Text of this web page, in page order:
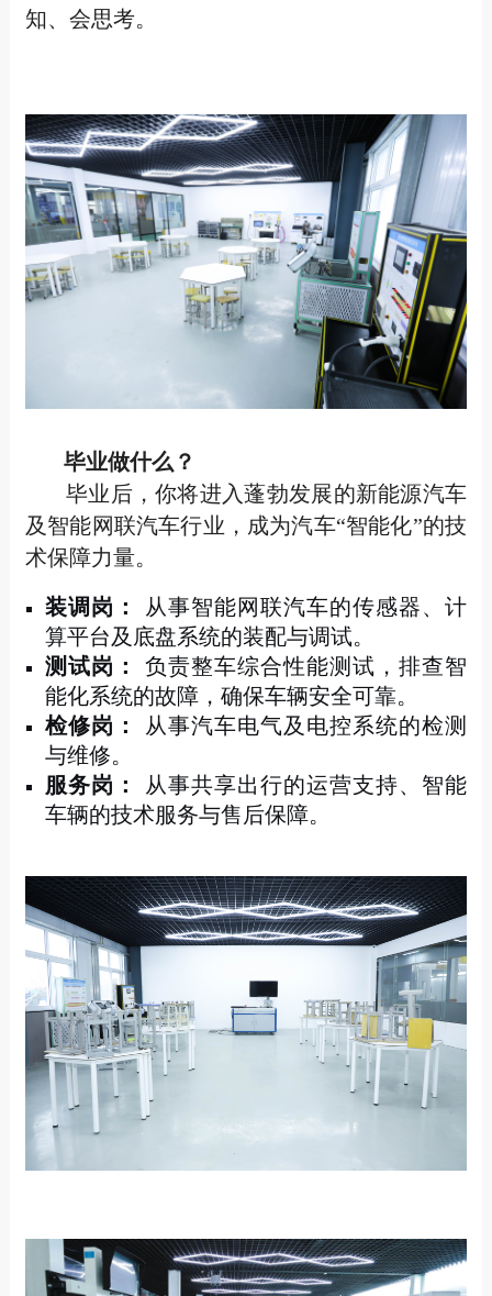
知、会思考。
毕业做什么？
毕业后，你将进入蓬勃发展的新能源汽车
及智能网联汽车行业，成为汽车“智能化”的技
术保障力量。
装调岗：
从事智能网联汽车的传感器、计
算平台及底盘系统的装配与调试。
测试岗：
负责整车综合性能测试，排查智
能化系统的故障，确保车辆安全可靠。
检修岗：
从事汽车电气及电控系统的检测
与维修。
服务岗：
从事共享出行的运营支持、智能
车辆的技术服务与售后保障。